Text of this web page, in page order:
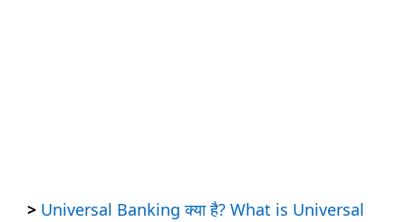
> Universal Banking क्या है? What is Universal